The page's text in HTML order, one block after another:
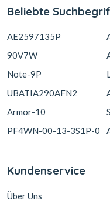
Beliebte
AE2597135P
90V7W
Note-9P
UBATIA290AFN2
Armor-10
PF4WN-00-13-3S1P-0
Kundenservice
Über Uns